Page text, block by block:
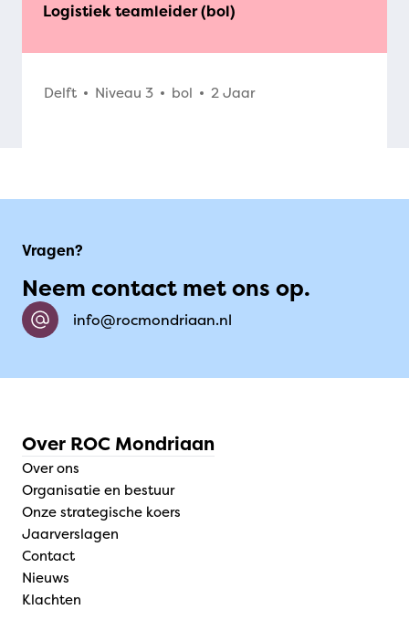
Logistiek teamleider (bol)
Delft Niveau 3 bol 2 Jaar
Vragen?
Neem contact met ons op.
info@rocmondriaan.nl
Over ROC Mondriaan
Over ons
Organisatie en bestuur
Onze strategische koers
Jaarverslagen
Contact
Nieuws
Klachten